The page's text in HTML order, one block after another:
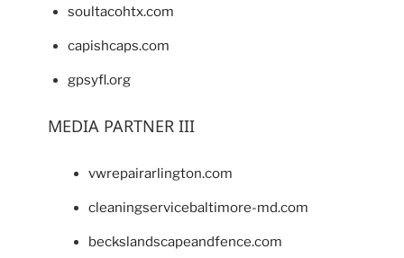
soultacohtx.com
capishcaps.com
gpsyfl.org
MEDIA PARTNER III
vwrepairarlington.com
cleaningservicebaltimore-md.com
beckslandscapeandfence.com